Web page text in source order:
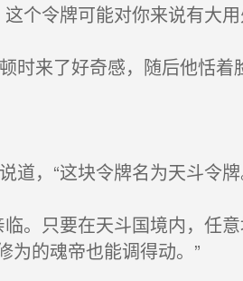
个令牌可能对你来说有大用
来了好奇感，随后他恬着
，“这块令牌名为天斗令牌
。只要在天斗国境内，任
为的魂帝也能调得动。”